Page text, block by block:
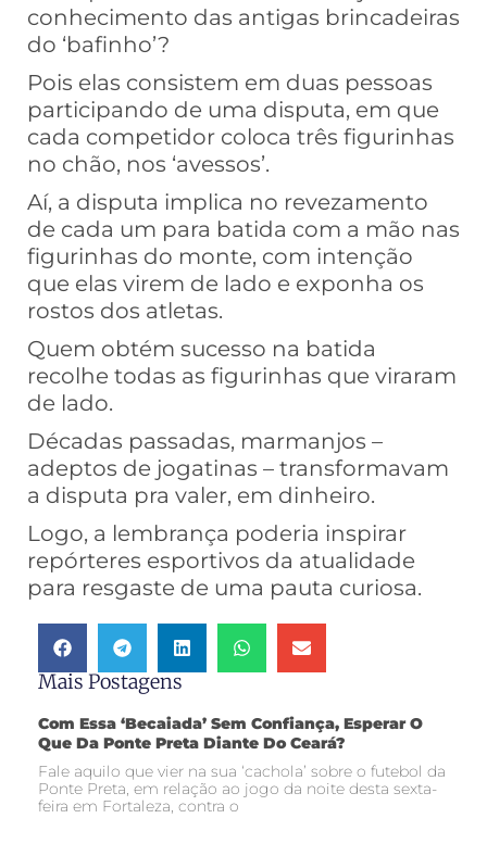
conhecimento das antigas brincadeiras
do ‘bafinho’?
Pois elas consistem em duas pessoas
participando de uma disputa, em que
cada competidor coloca três figurinhas
no chão, nos ‘avessos’.
Aí, a disputa implica no revezamento
de cada um para batida com a mão nas
figurinhas do monte, com intenção
que elas virem de lado e exponha os
rostos dos atletas.
Quem obtém sucesso na batida
recolhe todas as figurinhas que viraram
de lado.
Décadas passadas, marmanjos –
adeptos de jogatinas – transformavam
a disputa pra valer, em dinheiro.
Logo, a lembrança poderia inspirar
repórteres esportivos da atualidade
para resgaste de uma pauta curiosa.
Mais Postagens
Com Essa ‘becaiada’ Sem Confiança, Esperar O
Que Da Ponte Preta Diante Do Ceará?
Fale aquilo que vier na sua ‘cachola’ sobre o futebol da
Ponte Preta, em relação ao jogo da noite desta sexta-
feira em Fortaleza, contra o